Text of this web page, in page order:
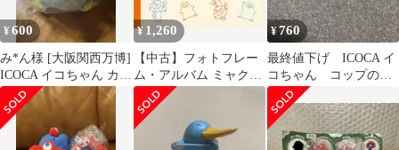
¥600
み*ん様 [大阪関西万博]
ICOCA イコちゃん カプ
セルトイマスコット
¥ 1,260
【中古】フォトフレー
ム・アルバム ミャクミ
ャク＆カモノハシのイ
コちゃん オリジナル
ICOCAフォトフレーム
「EXPO 2025 大阪・関
¥760
最終値下げ ICOCA イ
コちゃん コップのふ
ち 万博 ガチャ